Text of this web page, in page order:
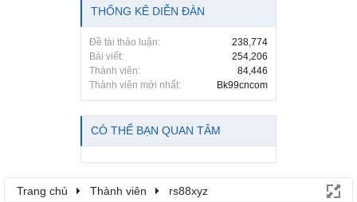
THỐNG KÊ DIỄN ĐÀN
Đề tài thảo luận:
238,774
Bài viết:
254,206
Thành viên:
84,446
Thành viên mới nhất:
Bk99cncom
CÓ THỂ BẠN QUAN TÂM
Trang chủ Thành viên rs88xyz